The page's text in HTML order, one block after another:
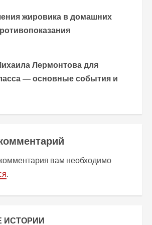
жировика в домашних
Лермонтова для
— основные события и
вам необходимо
.
ИСТОРИИ